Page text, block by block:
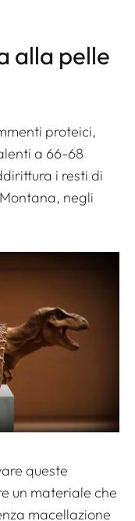
alla pelle
proteici,
a 66-68
i resti di
negli
queste
un materiale che
macellazione